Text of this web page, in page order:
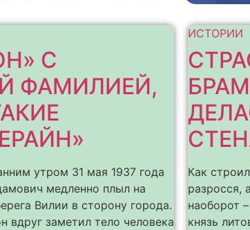
С
ФАМИЛИЕЙ,
утром 31 мая 1937 года
медленно плыл на
Вилии в сторону города.
вдруг заметил тело человека
ИСТОРИИ
Как
разросся,
наоборот
князь